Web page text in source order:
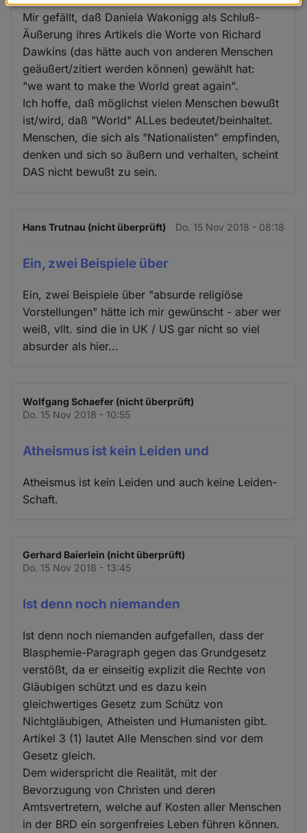
Mir gefällt, daß Daniela Wakonigg als Schluß-
Äußerung ihres Artikels die Worte von Richard
Dawkins (das hätte auch von anderen Menschen
geäußert/zitiert werden können) gewählt hat:
"we want to make the World great again".
Ich hoffe, daß möglichst vielen Menschen bewußt
ist/wird, daß "World" ALLes bedeutet/beinhaltet.
Menschen, die sich als "Nationalisten" empfinden,
denken und sich so äußern und verhalten, scheint
DAS nicht bewußt zu sein.
Hans Trutnau (nicht überprüft) Do. 15 Nov 2018 - 08:18
Ein, zwei Beispiele über
Ein, zwei Beispiele über "absurde religiöse
Vorstellungen" hätte ich mir gewünscht - aber wer
weiß, vllt. sind die in UK / US gar nicht so viel
absurder als hier...
Wolfgang Schaefer (nicht überprüft)
Do. 15 Nov 2018 - 10:55
Atheismus ist kein Leiden und
Atheismus ist kein Leiden und auch keine Leiden-
Schaft.
Gerhard Baierlein (nicht überprüft)
Do. 15 Nov 2018 - 13:45
Ist denn noch niemanden
Ist denn noch niemanden aufgefallen, dass der
Blasphemie-Paragraph gegen das Grundgesetz
verstößt, da er einseitig explizit die Rechte von
Gläubigen schützt und es dazu kein
gleichwertiges Gesetz zum Schütz von
Nichtgläubigen, Atheisten und Humanisten gibt.
Artikel 3 (1) lautet Alle Menschen sind vor dem
Gesetz gleich.
Dem widerspricht die Realität, mit der
Bevorzugung von Christen und deren
Amtsvertretern, welche auf Kosten aller Menschen
in der BRD ein sorgenfreies Leben führen können.
Daten
und
Cookies